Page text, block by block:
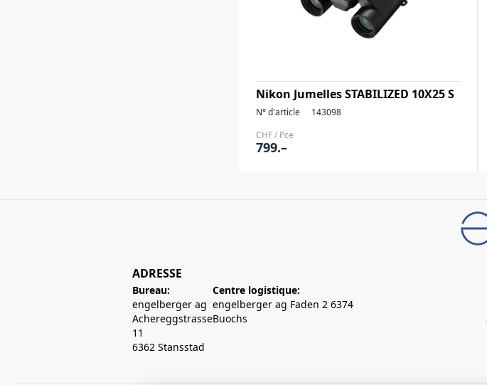
Nikon Jumelles STABILIZED 10X25 S
N° d'article
143098
CHF / Pce
799.–
ADRESSE
Bureau:
engelberger ag
Achereggstrasse
11
6362 Stansstad
Centre logistique:
engelberger ag Faden 2 6374
Buochs